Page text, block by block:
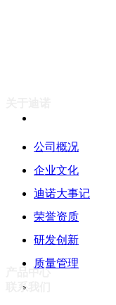
公司概况
企业文化
迪诺大事记
荣誉资质
研发创新
质量管理
产品中心
联系我们